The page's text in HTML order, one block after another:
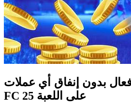
فعال بدون إنفاق أي عملات
FC 25 على اللعبة